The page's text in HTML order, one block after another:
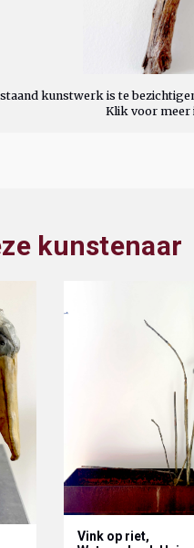
kunstwerk is te
Klik voor meer
kunstenaar
Vink op riet,